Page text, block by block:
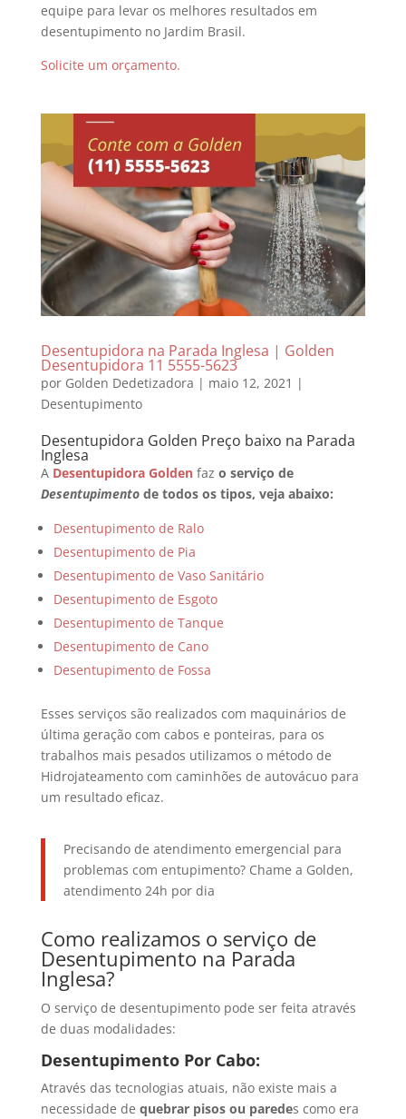
equipe para levar os melhores resultados em
desentupimento no Jardim Brasil.
Solicite um orçamento.
Desentupidora na Parada Inglesa | Golden
Desentupidora 11 5555-5623
por Golden Dedetizadora | maio 12, 2021 |
Desentupimento
Desentupidora Golden Preço baixo na Parada
Inglesa
A Desentupidora Golden faz o serviço de
Desentupimentode todos os tipos, veja abaixo:
Desentupimento de Ralo
Desentupimento de Pia
Desentupimento de Vaso Sanitário
Desentupimento de Esgoto
Desentupimento de Tanque
Desentupimento de Cano
Desentupimento de Fossa
Esses serviços são realizados com maquinários de
última geração com cabos e ponteiras, para os
trabalhos mais pesados utilizamos o método de
Hidrojateamento com caminhões de autovácuo para
um resultado eficaz.
Precisando de atendimento emergencial para
problemas com entupimento? Chame a Golden,
atendimento 24h por dia
Como realizamos o serviço de
Desentupimento na Parada
Inglesa?
O serviço de desentupimento pode ser feita através
de duas modalidades:
Desentupimento Por Cabo:
Através das tecnologias atuais, não existe mais a
necessidade de quebrar pisos ou paredes como era